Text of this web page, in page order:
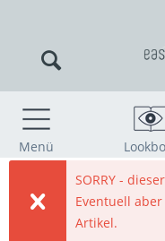
Menü
SORRY -
Eventuell
Artikel.